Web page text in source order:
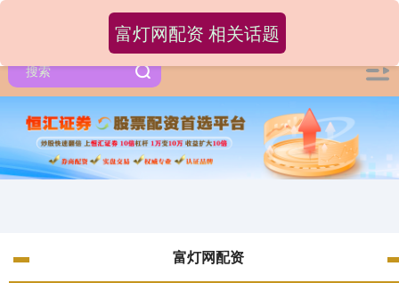
富灯网配资
富灯网配资 相关话题